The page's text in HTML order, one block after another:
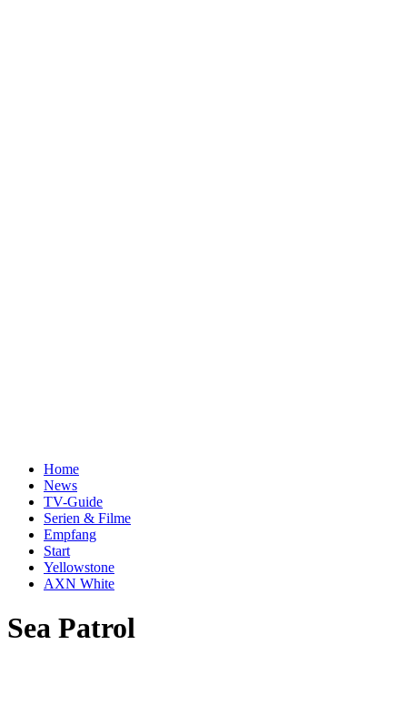
Home
News
TV-Guide
Serien & Filme
Empfang
Start
Yellowstone
AXN White
Sea Patrol